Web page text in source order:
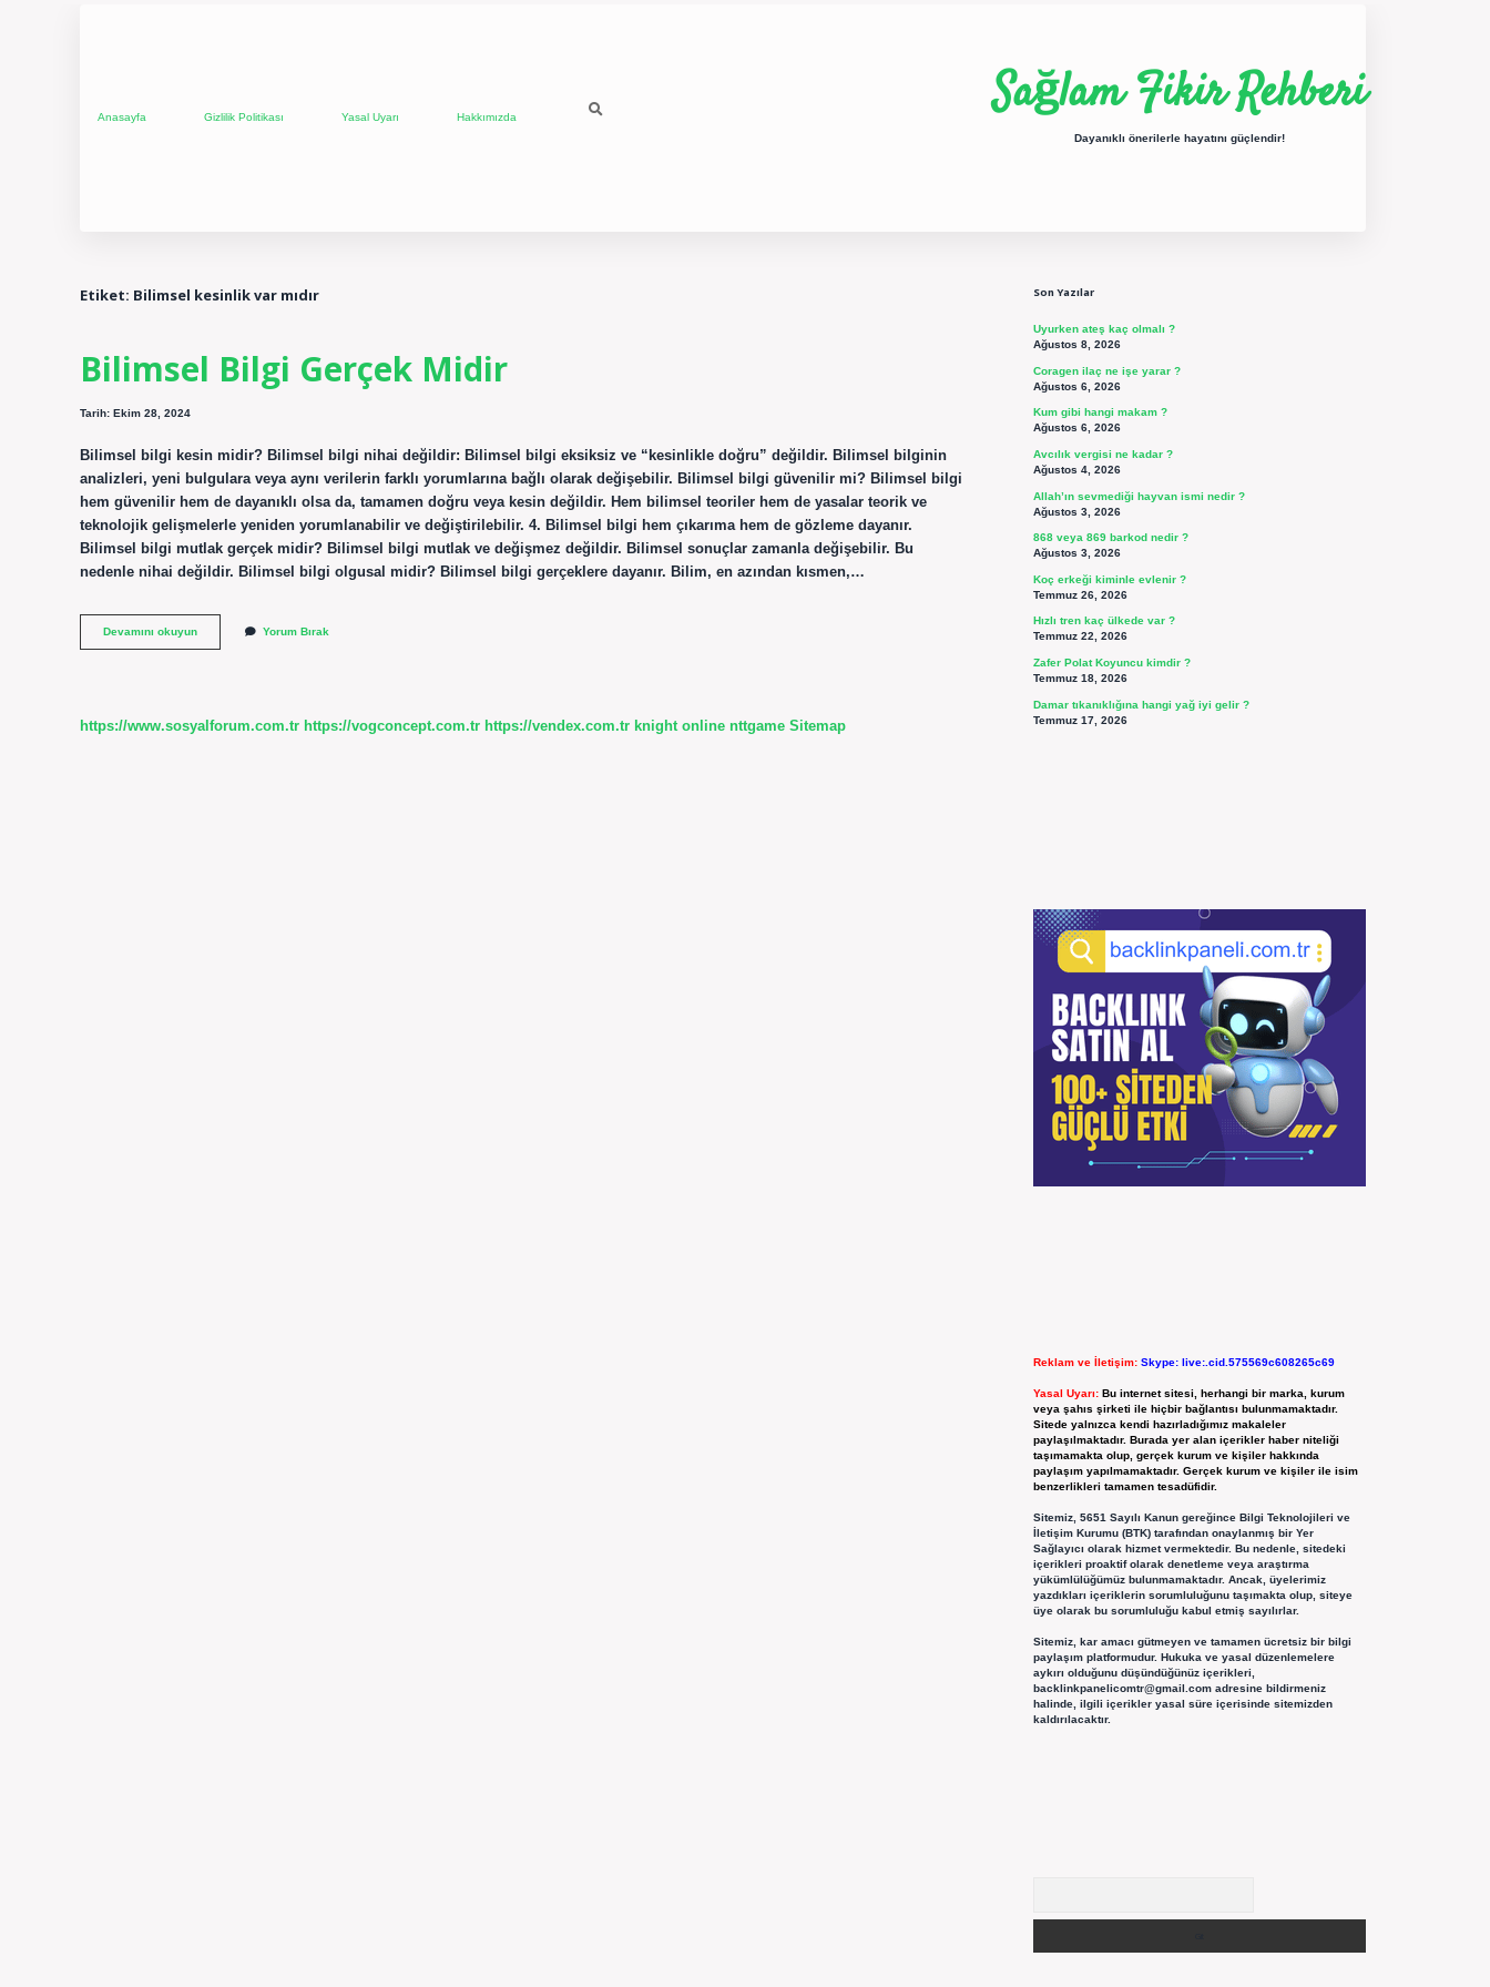
Anasayfa Gizlilik Politikası Yasal Uyarı Hakkımızda Sağlam Fikir Rehberi
Dayanıklı önerilerle hayatını güçlendir!
Etiket: Bilimsel kesinlik var mıdır
Bilimsel Bilgi Gerçek Midir
Tarih: Ekim 28, 2024
Bilimsel bilgi kesin midir? Bilimsel bilgi nihai değildir: Bilimsel bilgi eksiksiz ve “kesinlikle doğru” değildir. Bilimsel bilginin
analizleri, yeni bulgulara veya aynı verilerin farklı yorumlarına bağlı olarak değişebilir. Bilimsel bilgi güvenilir mi? Bilimsel bilgi
hem güvenilir hem de dayanıklı olsa da, tamamen doğru veya kesin değildir. Hem bilimsel teoriler hem de yasalar teorik ve
teknolojik gelişmelerle yeniden yorumlanabilir ve değiştirilebilir. 4. Bilimsel bilgi hem çıkarıma hem de gözleme dayanır.
Bilimsel bilgi mutlak gerçek midir? Bilimsel bilgi mutlak ve değişmez değildir. Bilimsel sonuçlar zamanla değişebilir. Bu
nedenle nihai değildir. Bilimsel bilgi olgusal midir? Bilimsel bilgi gerçeklere dayanır. Bilim, en azından kısmen,…
Devamını okuyunBilimsel
Bilgi
Yorum Bırak
https://www.sosyalforum.com.tr https://vogconcept.com.tr https://vendex.com.tr knight online nttgame Sitemap
Son Yazılar
Uyurken ateş kaç olmalı ?
Ağustos 8, 2026
Coragen ilaç ne işe yarar ?
Ağustos 6, 2026
Kum gibi hangi makam ?
Ağustos 6, 2026
Avcılık vergisi ne kadar ?
Ağustos 4, 2026
Allah’ın sevmediği hayvan ismi nedir ?
Ağustos 3, 2026
868 veya 869 barkod nedir ?
Ağustos 3, 2026
Koç erkeği kiminle evlenir ?
Temmuz 26, 2026
Hızlı tren kaç ülkede var ?
Temmuz 22, 2026
Zafer Polat Koyuncu kimdir ?
Temmuz 18, 2026
Damar tıkanıklığına hangi yağ iyi gelir ?
Temmuz 17, 2026
Reklam ve İletişim: Skype: live:.cid.575569c608265c69
Yasal Uyarı: Bu internet sitesi, herhangi bir marka, kurum
veya şahıs şirketi ile hiçbir bağlantısı bulunmamaktadır.
Sitede yalnızca kendi hazırladığımız makaleler
paylaşılmaktadır. Burada yer alan içerikler haber niteliği
taşımamakta olup, gerçek kurum ve kişiler hakkında
paylaşım yapılmamaktadır. Gerçek kurum ve kişiler ile isim
benzerlikleri tamamen tesadüfidir.
Sitemiz, 5651 Sayılı Kanun gereğince Bilgi Teknolojileri ve
İletişim Kurumu (BTK) tarafından onaylanmış bir Yer
Sağlayıcı olarak hizmet vermektedir. Bu nedenle, sitedeki
içerikleri proaktif olarak denetleme veya araştırma
yükümlülüğümüz bulunmamaktadır. Ancak, üyelerimiz
yazdıkları içeriklerin sorumluluğunu taşımakta olup, siteye
üye olarak bu sorumluluğu kabul etmiş sayılırlar.
Sitemiz, kar amacı gütmeyen ve tamamen ücretsiz bir bilgi
paylaşım platformudur. Hukuka ve yasal düzenlemelere
aykırı olduğunu düşündüğünüz içerikleri,
backlinkpanelicomtr@gmail.comadresine bildirmeniz
halinde, ilgili içerikler yasal süre içerisinde sitemizden
kaldırılacaktır.